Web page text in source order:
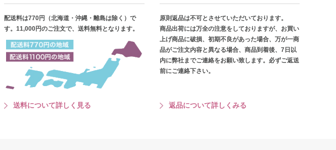
配送料は770円（北海道・沖縄・離島は除く）で
す。11,000円のご注文で、送料無料となります。
送料について詳しく見る
原則返品は不可とさせていただいております。
商品出荷には万全の注意をしておりますが、お買い
上げ商品に破損、初期不良があった場合、万が一商
品がご注文内容と異なる場合、商品到着後、7日以
内に弊社までご連絡をお願い致します。必ずご返送
前にご連絡下さい。
返品について詳しくみる